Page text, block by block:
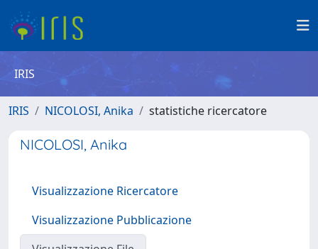
IRIS
IRIS NICOLOSI, Anika statistiche ricercatore
NICOLOSI, Anika
Visualizzazione Ricercatore
Visualizzazione Pubblicazione